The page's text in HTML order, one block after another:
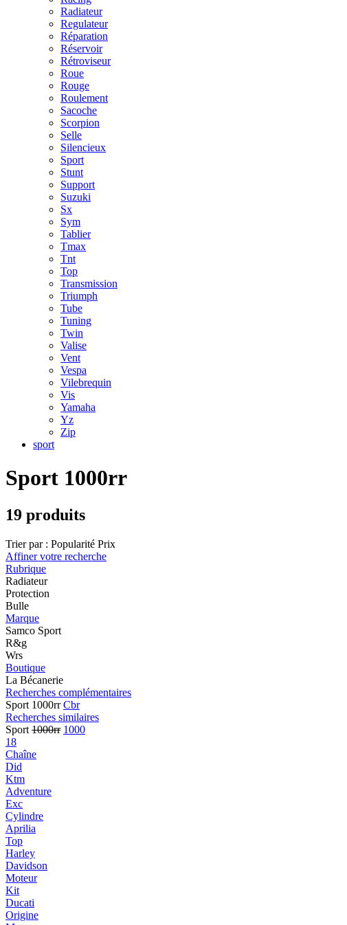
Radiateur
Regulateur
Réparation
Réservoir
Rétroviseur
Roue
Rouge
Roulement
Sacoche
Scorpion
Selle
Silencieux
Sport
Stunt
Support
Suzuki
Sx
Sym
Tablier
Tmax
Tnt
Top
Transmission
Triumph
Tube
Tuning
Twin
Valise
Vent
Vespa
Vilebrequin
Vis
Yamaha
Yz
Zip
sport
Sport 1000rr
19 produits
Trier par : Popularité Prix
Affiner votre recherche
Rubrique
Radiateur
Protection
Bulle
Marque
Samco Sport
R&g
Wrs
Boutique
La Bécanerie
Recherches complémentaires
Sport 1000rr Cbr
Recherches similaires
Sport 1000rr 1000
18
Chaîne
Did
Ktm
Adventure
Exc
Cylindre
Aprilia
Top
Harley
Davidson
Moteur
Kit
Ducati
Origine